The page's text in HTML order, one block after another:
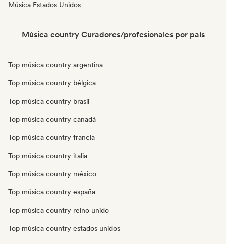
Música Estados Unidos
Música country Curadores/profesionales por país
Top música country argentina
Top música country bélgica
Top música country brasil
Top música country canadá
Top música country francia
Top música country italia
Top música country méxico
Top música country españa
Top música country reino unido
Top música country estados unidos